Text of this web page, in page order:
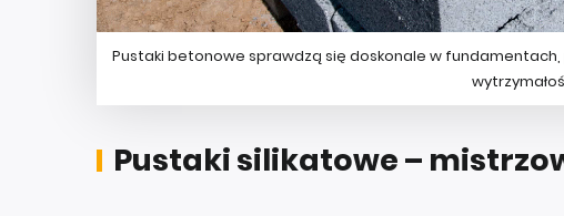
Pustaki betonowe sprawdzą się doskonale w
Pustaki silikatowe –